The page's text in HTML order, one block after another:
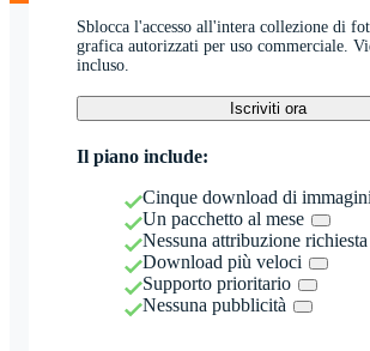
Sblocca l'accesso all'intera collezione di
grafica autorizzati per uso commerciale.
incluso.
Iscriviti ora
Il piano include:
Cinque download di
Un pacchetto al mese
Nessuna attribuzione richiesta
Download più veloci
Supporto prioritario
Nessuna pubblicità